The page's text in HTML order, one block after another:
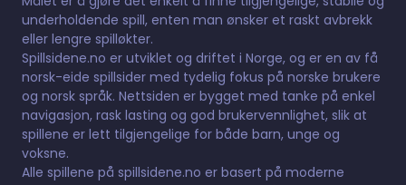
underholdende spill, enten man ønsker et raskt avbrekk
eller lengre spilløkter.
Spillsidene.no er utviklet og driftet i Norge, og er en av få
norsk-eide spillsider med tydelig fokus på norske brukere
og norsk språk. Nettsiden er bygget med tanke på enkel
navigasjon, rask lasting og god brukervennlighet, slik at
spillene er lett tilgjengelige for både barn, unge og
voksne.
Alle spillene på spillsidene.no er basert på moderne